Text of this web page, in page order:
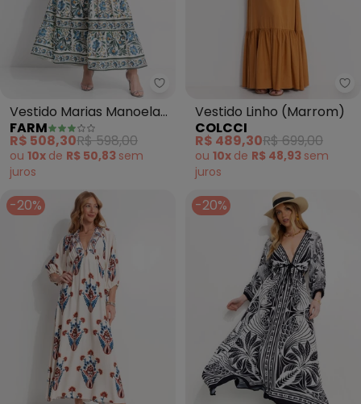
Farm - Vestido Marias
Vestido Marias Manoela
(Off White)
FARM
R$ 508,30R$ 598,00
ou 10x de R$ 50,83 sem
juros
Vestido Linho (Marrom)
COLCCI
R$ 489,30R$ 699,00
ou 10x de R$ 48,93 sem
juros
-20% -20%